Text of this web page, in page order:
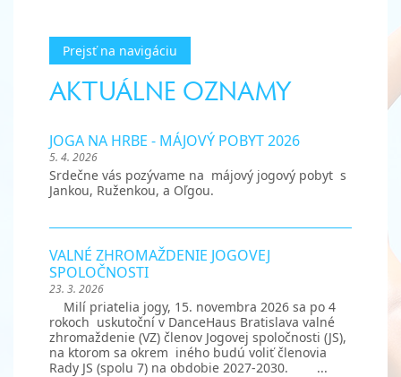
Prejsť na navigáciu
AKTUÁLNE OZNAMY
JOGA NA HRBE - MÁJOVÝ POBYT 2026
5. 4. 2026
Srdečne vás pozývame na májový jogový pobyt s
Jankou, Ruženkou, a Oľgou.
VALNÉ ZHROMAŽDENIE JOGOVEJ
SPOLOČNOSTI
23. 3. 2026
Milí priatelia jogy, 15. novembra 2026 sa po 4
rokoch uskutoční v DanceHaus Bratislava valné
zhromaždenie (VZ) členov Jogovej spoločnosti (JS),
na ktorom sa okrem iného budú voliť členovia
Rady JS (spolu 7) na obdobie 2027-2030. ...